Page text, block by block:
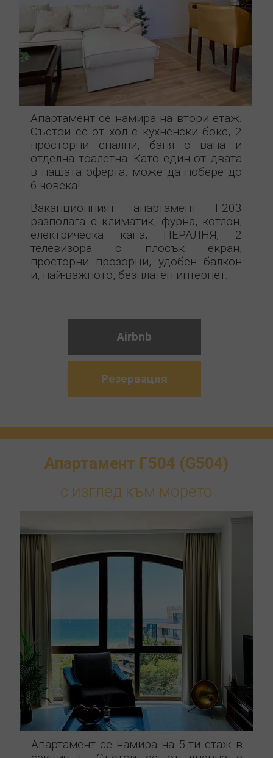
Апартамент Г504 (G504)
с изглед към морето
Апартамент се намира на 5-ти етаж в
Апартамент се намира на втори етаж.
Състои се от хол с кухненски бокс, 2
просторни спални, баня с вана и
отделна тоалетна. Като един от двата
в нашата оферта, може да побере до
6 човека!
Ваканционният апартамент Г203
разполага с климатик, фурна, котлон,
електрическа кана, ПЕРАЛНЯ, 2
телевизора с плосък екран,
просторни прозорци, удобен балкон
и, най-важното, безплатен интернет.
Airbnb
Резервация